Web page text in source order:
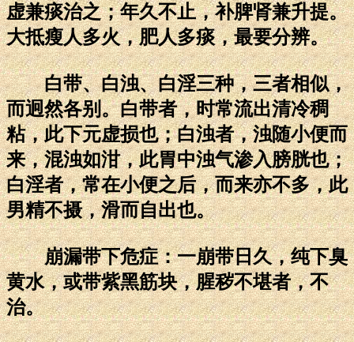
虚兼痰治之；年久不止，补脾肾兼升提。
大抵瘦人多火，肥人多痰，最要分辨。
白带、白浊、白淫三种，三者相似，
而迥然各别。白带者，时常流出清冷稠
粘，此下元虚损也；白浊者，浊随小便而
来，混浊如泔，此胃中浊气渗入膀胱也；
白淫者，常在小便之后，而来亦不多，此
男精不摄，滑而自出也。
崩漏带下危症：一崩带日久，纯下臭
黄水，或带紫黑筋块，腥秽不堪者，不
治。